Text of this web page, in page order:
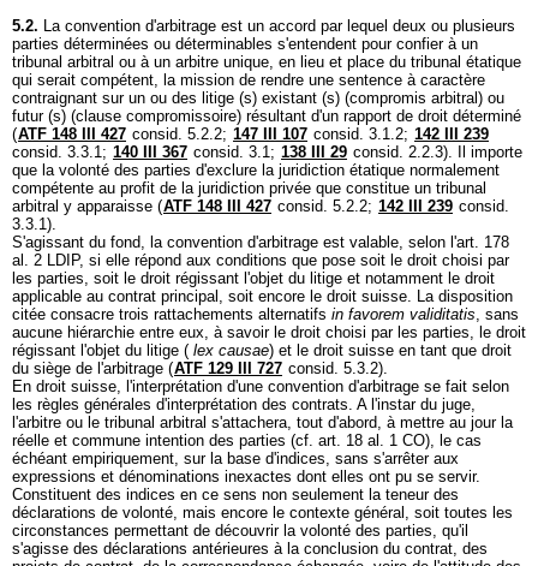
5.2. La convention d'arbitrage est un accord par lequel deux ou plusieurs
parties déterminées ou déterminables s'entendent pour confier à un
tribunal arbitral ou à un arbitre unique, en lieu et place du tribunal étatique
qui serait compétent, la mission de rendre une sentence à caractère
contraignant sur un ou des litige (s) existant (s) (compromis arbitral) ou
futur (s) (clause compromissoire) résultant d'un rapport de droit déterminé
(ATF 148 III 427 consid. 5.2.2; 147 III 107 consid. 3.1.2; 142 III 239
consid. 3.3.1; 140 III 367 consid. 3.1; 138 III 29 consid. 2.2.3). Il importe
que la volonté des parties d'exclure la juridiction étatique normalement
compétente au profit de la juridiction privée que constitue un tribunal
arbitral y apparaisse (ATF 148 III 427 consid. 5.2.2; 142 III 239 consid.
3.3.1).
S'agissant du fond, la convention d'arbitrage est valable, selon l'art. 178
al. 2 LDIP, si elle répond aux conditions que pose soit le droit choisi par
les parties, soit le droit régissant l'objet du litige et notamment le droit
applicable au contrat principal, soit encore le droit suisse. La disposition
citée consacre trois rattachements alternatifs in favorem validitatis, sans
aucune hiérarchie entre eux, à savoir le droit choisi par les parties, le droit
régissant l'objet du litige ( lex causae) et le droit suisse en tant que droit
du siège de l'arbitrage (ATF 129 III 727 consid. 5.3.2).
En droit suisse, l'interprétation d'une convention d'arbitrage se fait selon
les règles générales d'interprétation des contrats. A l'instar du juge,
l'arbitre ou le tribunal arbitral s'attachera, tout d'abord, à mettre au jour la
réelle et commune intention des parties (cf. art. 18 al. 1 CO), le cas
échéant empiriquement, sur la base d'indices, sans s'arrêter aux
expressions et dénominations inexactes dont elles ont pu se servir.
Constituent des indices en ce sens non seulement la teneur des
déclarations de volonté, mais encore le contexte général, soit toutes les
circonstances permettant de découvrir la volonté des parties, qu'il
s'agisse des déclarations antérieures à la conclusion du contrat, des